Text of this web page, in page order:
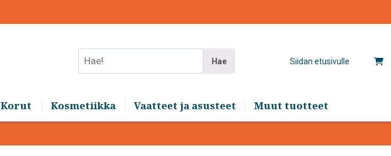
Siidan etusivulle
Hae
Korut Kosmetiikka Vaatteet ja asusteet Muut tuotteet